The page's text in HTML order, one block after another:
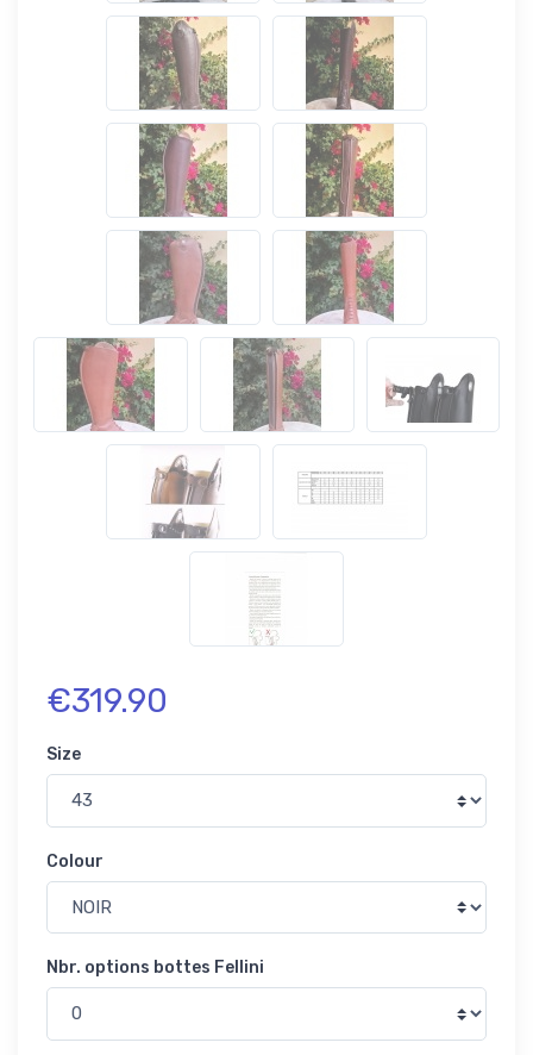
€319.90
Size
Colour
Nbr. options bottes Fellini